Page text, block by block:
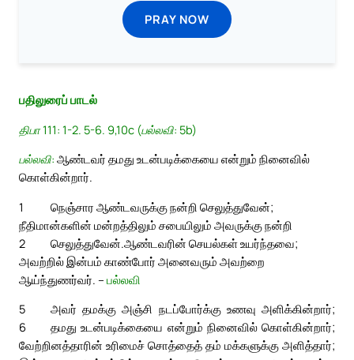
PRAY NOW
பதிலுரைப் பாடல்
திபா 111: 1-2. 5-6. 9,10c (பல்லவி: 5b)
பல்லவி: ஆண்டவர் தமது உடன்படிக்கையை என்றும் நினைவில்
கொள்கின்றார்.
1
நெஞ்சார ஆண்டவருக்கு நன்றி செலுத்துவேன்;
நீதிமான்களின் மன்றத்திலும் சபையிலும் அவருக்கு நன்றி
செலுத்துவேன்.
2
ஆண்டவரின் செயல்கள் உயர்ந்தவை;
அவற்றில் இன்பம் காண்போர் அனைவரும் அவற்றை
ஆய்ந்துணர்வர். – பல்லவி
5
அவர் தமக்கு அஞ்சி நடப்போர்க்கு உணவு அளிக்கின்றார்;
தமது உடன்படிக்கையை என்றும் நினைவில் கொள்கின்றார்;
6
வேற்றினத்தாரின் உரிமைச் சொத்தைத் தம் மக்களுக்கு அளித்தார்;